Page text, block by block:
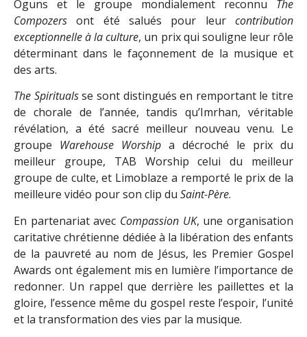
Oguns et le groupe mondialement reconnu The
Compozers ont été salués pour leur contribution
exceptionnelle à la culture, un prix qui souligne leur rôle
déterminant dans le façonnement de la musique et
des arts.
The Spiritualsse sont distingués en remportant le titre
de chorale de l’année, tandis qu’Imrhan, véritable
révélation, a été sacré meilleur nouveau venu. Le
groupe Warehouse Worship a décroché le prix du
meilleur groupe, TAB Worship celui du meilleur
groupe de culte, et Limoblaze a remporté le prix de la
meilleure vidéo pour son clip du Saint-Père.
En partenariat avec Compassion UK, une organisation
caritative chrétienne dédiée à la libération des enfants
de la pauvreté au nom de Jésus, les Premier Gospel
Awards ont également mis en lumière l’importance de
redonner. Un rappel que derrière les paillettes et la
gloire, l’essence même du gospel reste l’espoir, l’unité
et la transformation des vies par la musique.